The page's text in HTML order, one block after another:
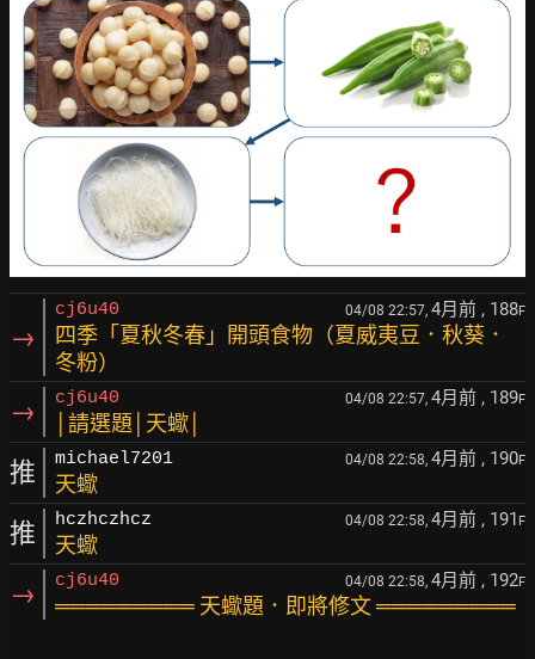
→
cj6u40 04/08 22:57, 4月前 , 188F
四季「夏秋冬春」開頭食物（夏威夷豆．秋葵．
冬粉）
→ cj6u40 04/08 22:57, 4月前 , 189F
│請選題│天蠍│
推 michael7201 04/08 22:58, 4月前 , 190F
天蠍
推 hczhczhcz 04/08 22:58, 4月前 , 191 F
天蠍
→ cj6u40 04/08 22:58, 4月前 , 192F
═════════ 天蠍題．即將修文 ═════════